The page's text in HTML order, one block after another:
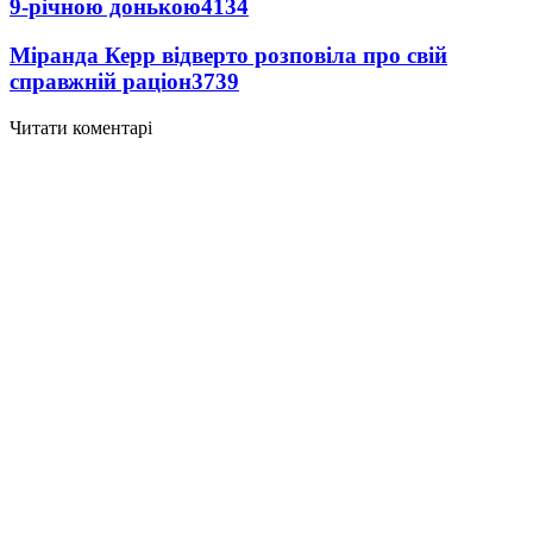
9-річною донькою4134
Міранда Керр відверто розповіла про свій
справжній раціон3739
Читати коментарі